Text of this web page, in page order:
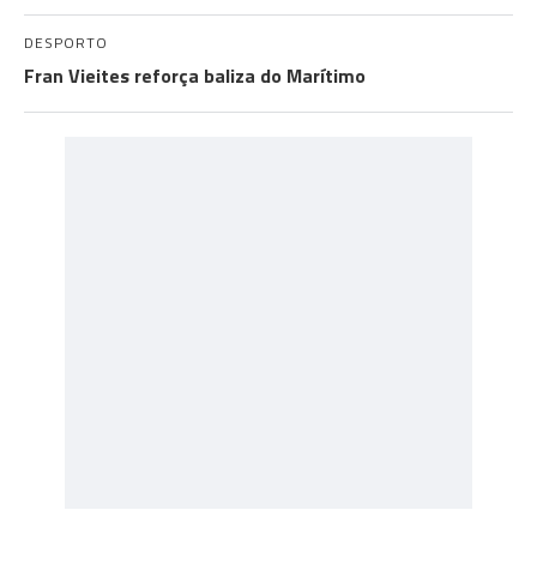
DESPORTO
Fran Vieites reforça baliza do Marítimo